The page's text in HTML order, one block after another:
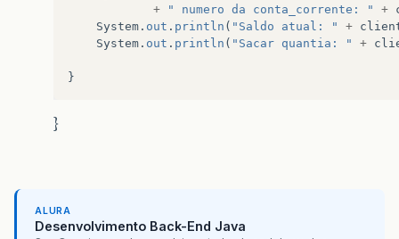
this.saldo = 0 ;
System
out .println("Saldo zerado" );
}
this.setSaldo(this
+
" numero da conta_corrente: " +
System . out . println ( "Saldo atual: " +
System . out . println ( "Sacar quantia: " +
}
}
ALURA
Desenvolvimento Back-End Java